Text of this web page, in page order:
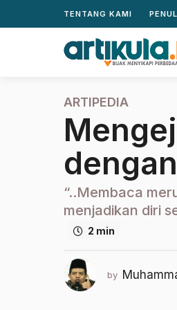
TENTANG KAMI
8
t
u
n
g
a
ARTIPEDIA
“..Membaca
menjadikan diri
2 min
by